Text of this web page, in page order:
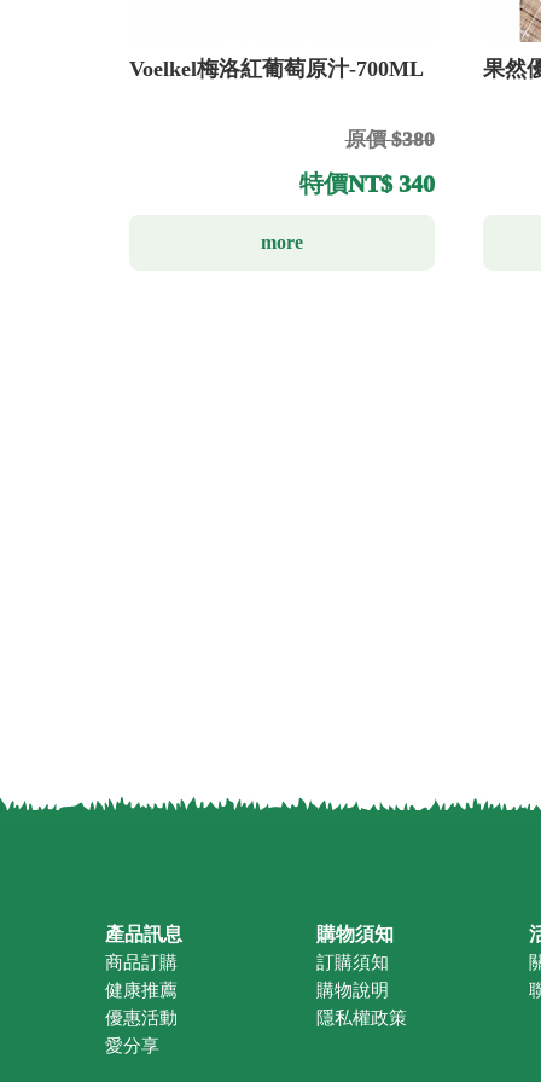
Voelkel梅洛紅葡萄原汁-700ML
原價 $380
特價NT$ 340
more
果然
產品訊息
商品訂購
健康推薦
優惠活動
愛分享
購物須知
訂購須知
購物說明
隱私權政策